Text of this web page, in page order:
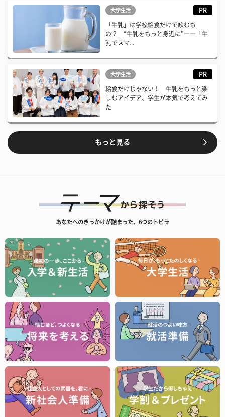
大学生活 PR
「牛乳」は学校給食だけで飲むも
の？ “牛乳をもっと身近に”――「牛
乳でスマ...
大学生活 PR
給食だけじゃない！ 牛乳をもっと楽
しむアイデア、学生が本気で考えてみ
た
もっと見る
あなたへのきっかけが詰まった、6つのトビラ